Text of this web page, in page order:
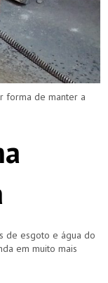
forma de manter a
de esgoto e água do
em muito mais